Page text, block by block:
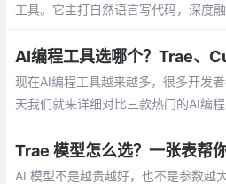
工具。它主打自然语言写代码，深度
要的是，它免费向用户开放。
现在AI编程工具越来越多，很多开发
天我们就来详细对比三款热门的AI编
Trae可能就够了。如果是团队开发大
适。
Trae 模型怎么选？一张表帮
AI 模型不是越贵越好，也不是参数越